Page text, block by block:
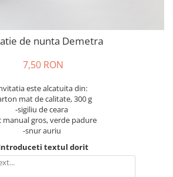
de nunta Demetra
7,50 RON
este alcatuita din:
mat de calitate, 300 g
-sigiliu de ceara
manual gros, verde padure
-snur auriu
textul dorit